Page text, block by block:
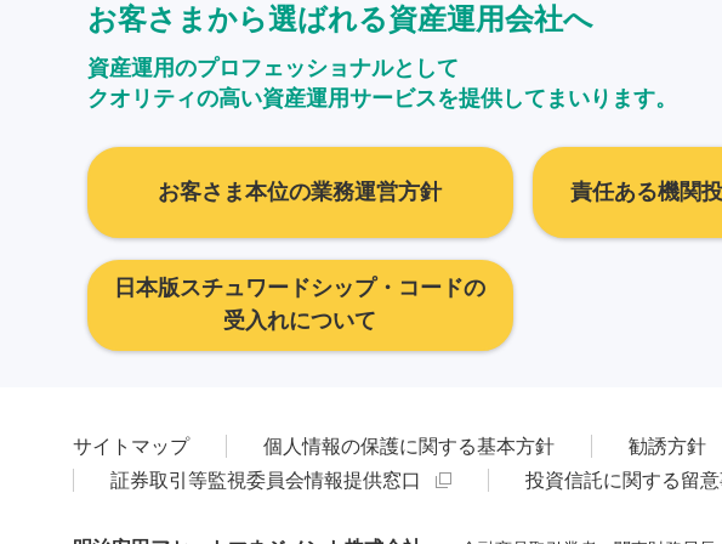
お客さまから選ばれる資産運用会社へ
資産運用のプロフェッショナルとして
クオリティの高い資産運用サービスを提供してまいります。
お客さま本位の業務運営方針 責任ある機関
日本版スチュワードシップ・コードの
受入れについて
サイトマップ 個人情報の保護に関する基本方針 勧誘方針
証券取引等監視委員会情報提供窓口
投資信託に関する留